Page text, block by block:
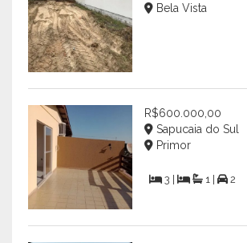
Bela Vista
R$600.000,00
Sapucaia do Sul
Primor
3 | 1 | 2